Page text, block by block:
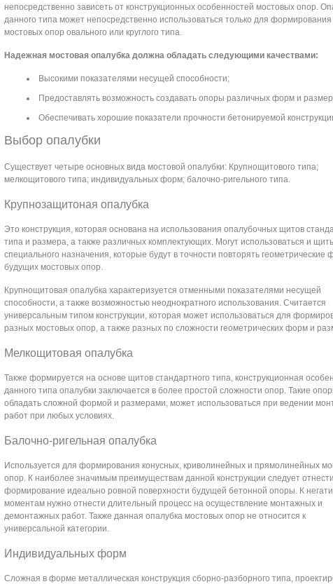
непосредственно зависеть от конструкционных особенностей мостовых опор.
данного типа может непосредственно использоваться только для формирования
мостовых опор овального или круглого типа.
Надежная мостовая опалубка должна обладать следующими качествами:
Высокими показателями несущей способности;
Предоставлять возможность создавать опоры различных форм и
Обеспечивать хорошие показатели прочности бетонируемой
Выбор опалубки
Существует четыре основных вида мостовой опалубки: Крупнощитового типа;
мелкощитового типа; индивидуальных форм; балочно-ригельного типа.
Крупнозащитоная опалубка
Это конструкция, которая основана на использования опалубочных щитов
типа и размера, а также различных комплектующих. Могут использоваться и
специального назначения, которые будут в точности повторять геометрические
будущих мостовых опор.
Крупнощитовая опалубка характеризуется отменными показателями несущей
способности, а также возможностью неоднократного использования. Считается
универсальным типом конструкции, которая может использоваться для
разных мостовых опор, а также разных по сложности геометрических форм и
Мелкощитовая опалубка
Также формируется на основе щитов стандартного типа, конструкционная
данного типа опалубки заключается в более простой сложности опор. Такие
обладать сложной формой и размерами, может использоваться при ведении
работ при любых условиях.
Балочно-ригельная опалубка
Используется для формирования конусных, криволинейных и прямолинейных
опор. К наиболее значимым преимуществам данной конструкции следует отнести
формирование идеально ровной поверхности будущей бетонной опоры. К
моментам нужно отнести длительный процесс на осуществление монтажных и
демонтажных работ. Также данная опалубка мостовых опор не относится к
универсальной категории.
Индивидуальных форм
Сложная в форме металлическая конструкция сборно-разборного типа,